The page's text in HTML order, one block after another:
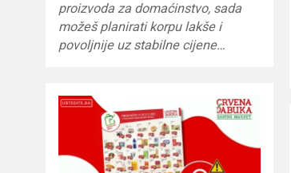
proizvoda za domaćinstvo, sada
možeš planirati korpu lakše i
povoljnije uz stabilne cijene…